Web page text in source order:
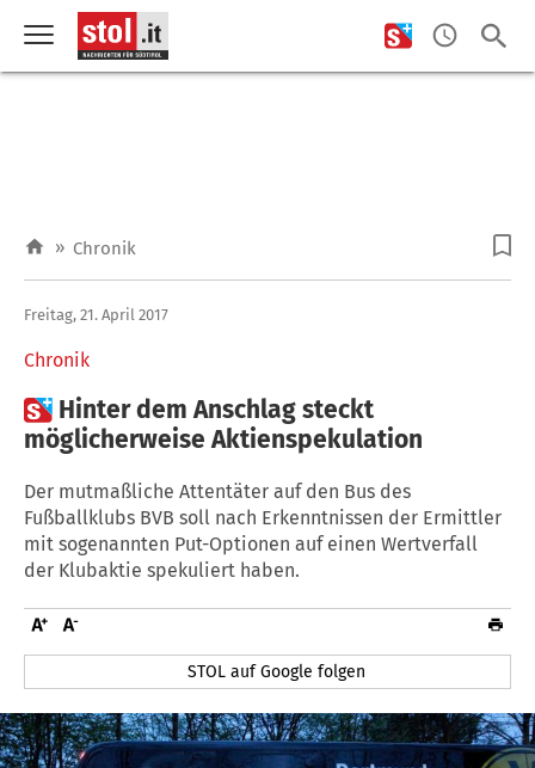
» Chronik
Chronik
Freitag, 21. April 2017
 Hinter dem Anschlag steckt
möglicherweise Aktienspekulation
Der mutmaßliche Attentäter auf den Bus des
Fußballklubs BVB soll nach Erkenntnissen der Ermittler
mit sogenannten Put-Optionen auf einen Wertverfall
der Klubaktie spekuliert haben.
STOL auf Google folgen